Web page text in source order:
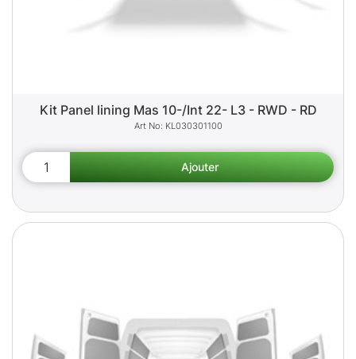
Kit Panel lining Mas 10-/Int 22- L3 - RWD - RD
KL030301100